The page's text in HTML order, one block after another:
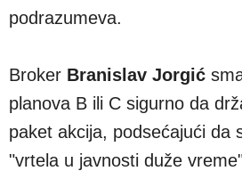
podrazumeva.
Broker Branislav Jorgić
planova B ili C sigurno da
paket akcija, podsećajući da
"vrtela u javnosti duže